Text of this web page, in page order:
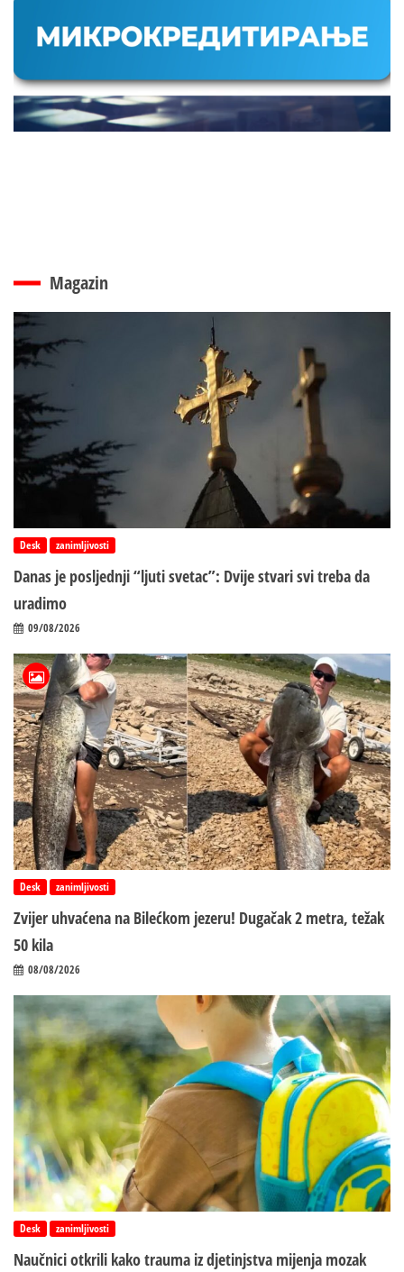
Magazin
Desk zanimljivosti
Danas je posljednji “ljuti svetac”: Dvije stvari svi treba da
uradimo
09/08/2026
Desk zanimljivosti
Zvijer uhvaćena na Bilećkom jezeru! Dugačak 2 metra, težak
50 kila
08/08/2026
Desk zanimljivosti
Naučnici otkrili kako trauma iz d‌jetinjstva mijenja mozak